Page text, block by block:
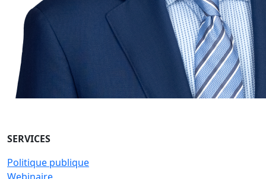
SERVICES
Politique publique